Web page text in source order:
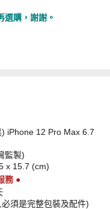
選購，謝謝。
iPhone 12 Pro Max 6.7
監製)
x 15.7 (cm)
務 ●
須是完整包裝及配件)